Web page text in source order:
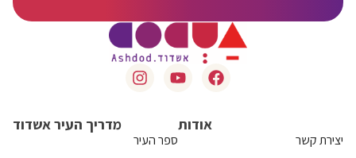
אודות
יצירת קשר
מדריך העיר אשדוד
ספר העיר